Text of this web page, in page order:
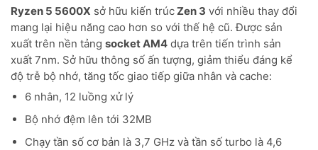
Ryzen 5 5600X sở hữu kiến trúcZen 3 với nhiều thay đổi
mang lại hiệu năng cao hơn so với thế hệ cũ. Được sản
xuất trên nền tảng socket AM4 dựa trên tiến trình sản
xuất 7nm. Sở hữu thông số ấn tượng, giảm thiểu đáng kể
độ trễ bộ nhớ, tăng tốc giao tiếp giữa nhân và cache:
6 nhân, 12 luồng xử lý
Bộ nhớ đệm lên tới 32MB
Chạy tần số cơ bản là 3,7 GHz và tần số turbo là 4,6